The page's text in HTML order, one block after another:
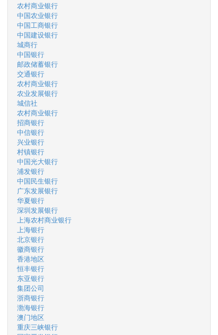
农村商业银行
中国农业银行
中国工商银行
中国建设银行
城商行
中国银行
邮政储蓄银行
交通银行
农村商业银行
农业发展银行
城信社
农村商业银行
招商银行
中信银行
兴业银行
村镇银行
中国光大银行
浦发银行
中国民生银行
广东发展银行
华夏银行
深圳发展银行
上海农村商业银行
上海银行
北京银行
徽商银行
香港地区
恒丰银行
东亚银行
集团公司
浙商银行
渤海银行
澳门地区
重庆三峡银行